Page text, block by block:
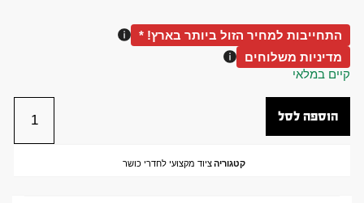
התחייבות למחיר הזול ביותר בארץ! *
מדיניות משלוחים
קיים במלאי
הוספה לסל
קטגוריהציוד מקצועי לחדרי כושר